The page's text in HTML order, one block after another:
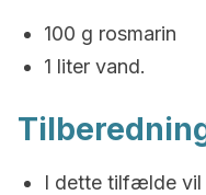
100 g rosmarin
1 liter vand.
I dette tilfælde vil